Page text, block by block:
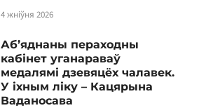
4 жніўня 2026
Аб’яднаны пераходны
кабінет уганараваў
медалямі дзевяцёх чалавек.
У іхным ліку – Кацярына
Ваданосава